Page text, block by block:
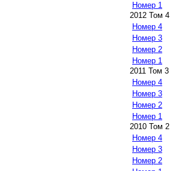
Номер 1
2012 Том 4
Номер 4
Номер 3
Номер 2
Номер 1
2011 Том 3
Номер 4
Номер 3
Номер 2
Номер 1
2010 Том 2
Номер 4
Номер 3
Номер 2